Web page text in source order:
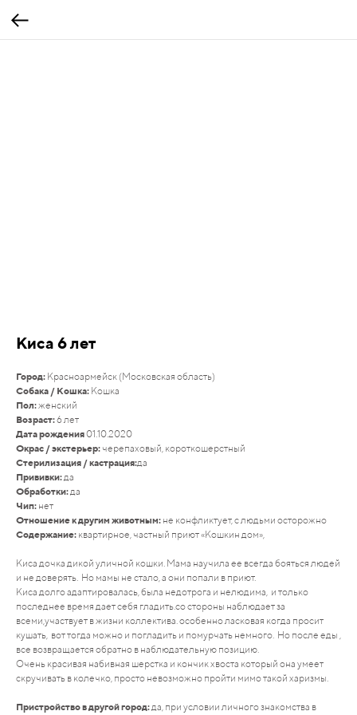
Киса 6 лет
Город: Красноармейск (Московская область)
Собака / Кошка: Кошка
Пол:женский
Возраст:6 лет
Дата рождения01.10.2020
Окрас / экстерьер: черепаховый, короткошерстный
Стерилизация / кастрация:да
Прививки:да
Обработки:да
Чип: нет
Отношение к другим животным: не конфликтует, с людьми осторожно
Содержание: квартирное, частный приют «Кошкин дом»,
Киса дочка дикой уличной кошки. Мама научила ее всегда бояться людей
и не доверять. Но мамы не стало, а они попали в приют.
Киса долго адаптировалась, была недотрога и нелюдима, и только
последнее время дает себя гладить.со стороны наблюдает за
всеми,участвует в жизни коллектива. особенно ласковая когда просит
кушать, вот тогда можно и погладить и помурчать немного. Но после еды ,
все возвращается обратно в наблюдательную позицию.
Очень красивая набивная шерстка и кончик хвоста который она умеет
скручивать в колечко, просто невозможно пройти мимо такой харизмы.
Пристройство в другой город:да, при условии личного знакомства в